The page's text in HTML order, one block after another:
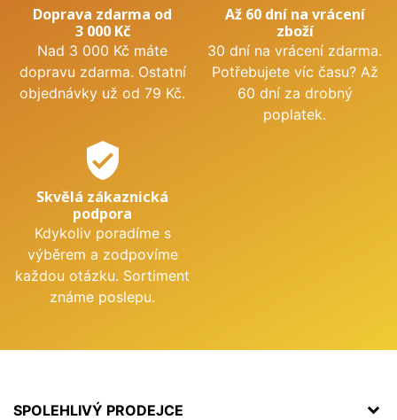
Doprava zdarma od
3 000 Kč
Nad 3 000 Kč máte
dopravu zdarma. Ostatní
objednávky už od 79 Kč.
Až 60 dní na vrácení
zboží
30 dní na vrácení zdarma.
Potřebujete víc času? Až
60 dní za drobný
poplatek.
verified_user
Skvělá zákaznická
podpora
Kdykoliv poradíme s
výběrem a zodpovíme
každou otázku. Sortiment
známe poslepu.
SPOLEHLIVÝ PRODEJCE